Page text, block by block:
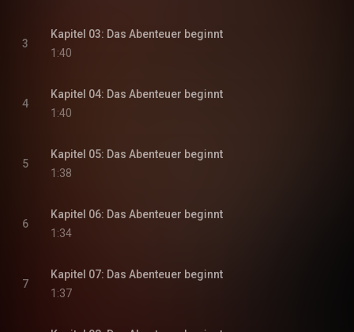
3
Kapitel 03: Das Abenteuer beginnt
1:40
4
Kapitel 04: Das Abenteuer beginnt
1:40
5
Kapitel 05: Das Abenteuer beginnt
1:38
6
Kapitel 06: Das Abenteuer beginnt
1:34
7
Kapitel 07: Das Abenteuer beginnt
1:37